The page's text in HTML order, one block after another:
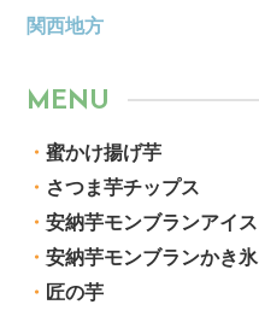
関西地方
MENU
・蜜かけ揚げ芋
・ さつま芋チップス
・安納芋モンブランアイス
・安納芋モンブランかき氷
・ 匠の芋